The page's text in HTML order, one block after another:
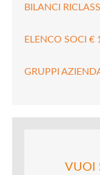
BILANCI
ELENCO SOCI €
GRUPPI
VUOI